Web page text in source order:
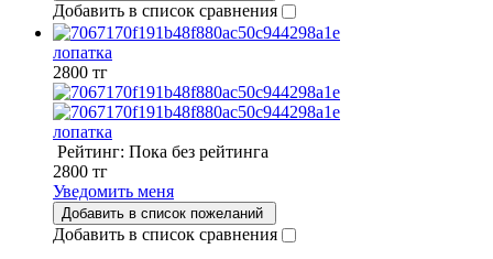
Добавить в список сравнения
лопатка
2800 тг
лопатка
Рейтинг: Пока без рейтинга
2800 тг
Уведомить меня
Добавить в список пожеланий
Добавить в список сравнения